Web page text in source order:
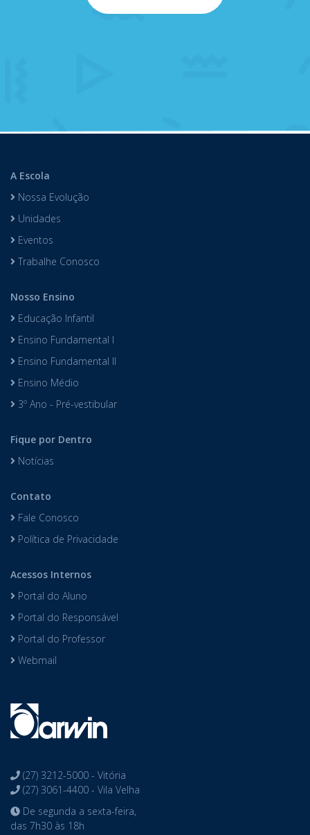
A Escola
Nossa Evolução
Unidades
Eventos
Trabalhe Conosco
Nosso Ensino
Educação Infantil
Ensino Fundamental I
Ensino Fundamental II
Ensino Médio
3º Ano - Pré-vestibular
Fique por Dentro
Notícias
Contato
Fale Conosco
Política de Privacidade
Acessos Internos
Portal do Aluno
Portal do Responsável
Portal do Professor
Webmail
(27) 3212-5000 - Vitória
(27) 3061-4400 - Vila Velha
De segunda a sexta-feira,
das 7h30 às 18h